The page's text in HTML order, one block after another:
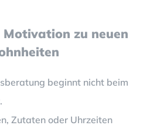
zu neuen
beginnt nicht beim
Zutaten oder Uhrzeiten